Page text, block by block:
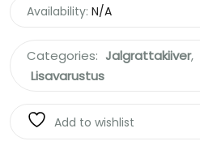
Availability: N/A
Categories: Jalgrattakiiver,
Lisavarustus
Add to wishlist